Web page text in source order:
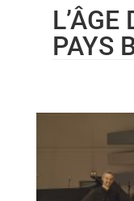
L’ÂGE
PAYS